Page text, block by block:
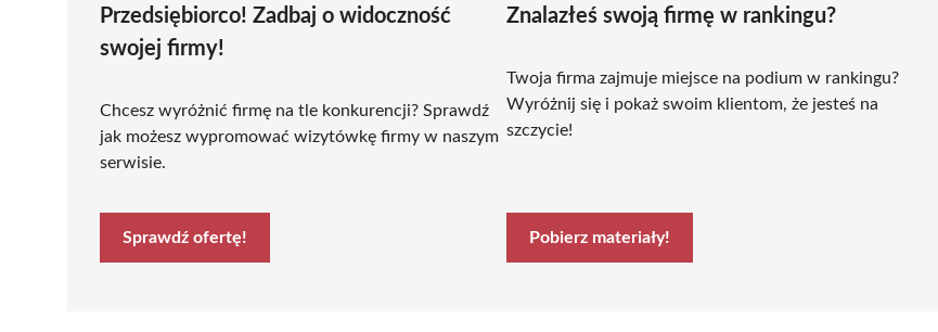
Przedsiębiorco! Zadbaj o widoczność
swojej firmy!
Chcesz wyróżnić firmę na tle konkurencji? Sprawdź
jak możesz wypromować wizytówkę firmy w naszym
serwisie.
Sprawdź ofertę!
Znalazłeś swoją firmę w rankingu?
Twoja firma zajmuje miejsce na podium w rankingu?
Wyróżnij się i pokaż swoim klientom, że jesteś na
szczycie!
Pobierz materiały!